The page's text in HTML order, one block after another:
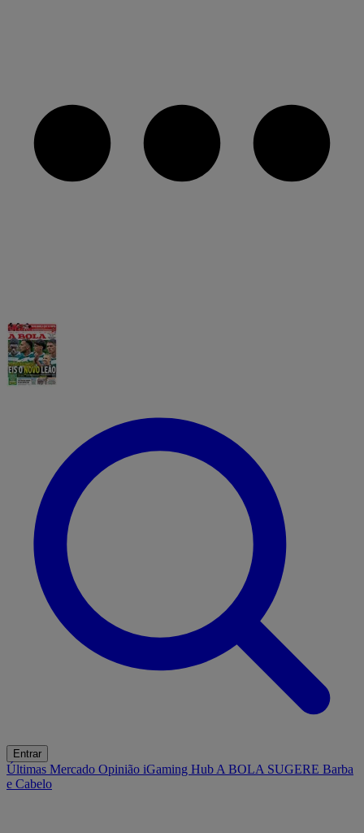
Entrar
Últimas Mercado Opinião iGaming Hub A BOLA SUGERE Barba
e Cabelo